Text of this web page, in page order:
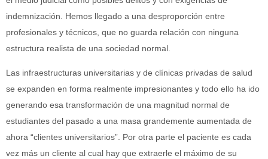
indemnización. Hemos llegado a una desproporción entre
profesionales y técnicos, que no guarda relación con ninguna
estructura realista de una sociedad normal.
Las infraestructuras universitarias y de clínicas privadas de salud
se expanden en forma realmente impresionantes y todo ello ha ido
generando esa transformación de una magnitud normal de
estudiantes del pasado a una masa grandemente aumentada de
ahora “clientes universitarios”. Por otra parte el paciente es cada
vez más un cliente al cual hay que extraerle el máximo de su